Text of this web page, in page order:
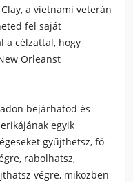
a vietnami veterán
fel saját
a célzattal, hogy
Orleanst
bejárhatod és
egyik
gyűjthetsz, fő-
rabolhatsz,
végre, miközben